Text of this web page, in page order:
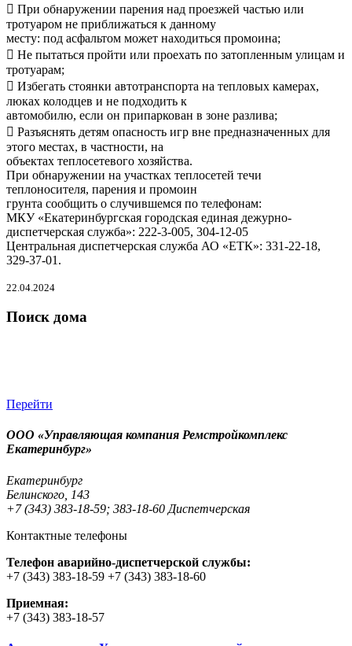
 При обнаружении парения над проезжей частью или
тротуаром не приближаться к данному
месту: под асфальтом может находиться промоина;
 Не пытаться пройти или проехать по затопленным улицам и
тротуарам;
 Избегать стоянки автотранспорта на тепловых камерах,
люках колодцев и не подходить к
автомобилю, если он припаркован в зоне разлива;
 Разъяснять детям опасность игр вне предназначенных для
этого местах, в частности, на
объектах теплосетевого хозяйства.
При обнаружении на участках теплосетей течи
теплоносителя, парения и промоин
грунта сообщить о случившемся по телефонам:
МКУ «Екатеринбургская городская единая дежурно-
диспетчерская служба»: 222-3-005, 304-12-05
Центральная диспетчерская служба АО «ЕТК»: 331-22-18,
329-37-01.
22.04.2024
Поиск дома
Перейти
ООО «Управляющая компания Ремстройкомплекс
Екатеринбург»
Екатеринбург
Белинского, 143
+7 (343) 383-18-59; 383-18-60 Диспетчерская
Контактные телефоны
Телефон аварийно-диспетчерской службы:
+7 (343) 383-18-59 +7 (343) 383-18-60
Приемная:
+7 (343) 383-18-57